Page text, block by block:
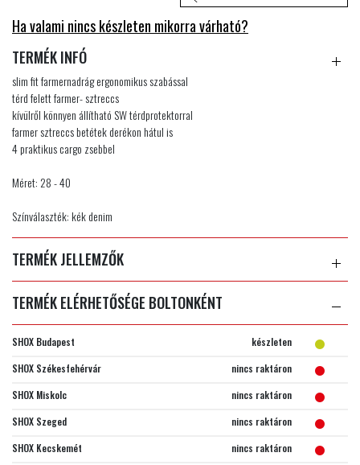
Ha valami nincs készleten mikorra várható?
TERMÉK INFÓ
slim fit farmernadrág ergonomikus szabással
térd felett farmer- sztreccs
kívülről könnyen állítható SW térdprotektorral
farmer sztreccs betétek derékon hátul is
4 praktikus cargo zsebbel
Méret: 28 - 40
Színválaszték: kék denim
TERMÉK JELLEMZŐK
TERMÉK ELÉRHETŐSÉGE BOLTONKÉNT
SHOX Budapest
készleten
SHOX Székesfehérvár
nincs raktáron
SHOX Miskolc
nincs raktáron
SHOX Szeged
nincs raktáron
SHOX Kecskemét
nincs raktáron